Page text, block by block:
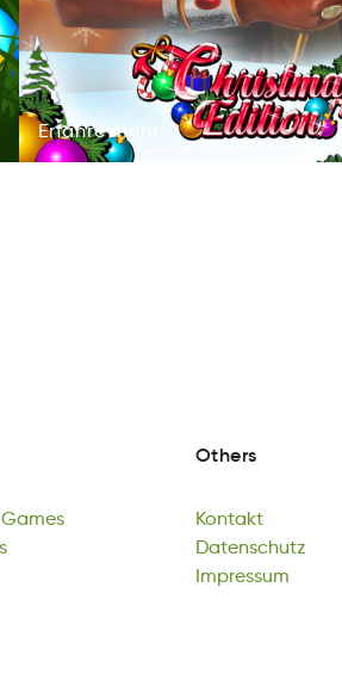
Erfahre
rrhafEe
Erfahre
mehr
ehmr
mehr
Games
Others
Kontakt
Kontakt
hteusnacztD
Datenschutz
Impressum
Iuepmsrsm
Impressum